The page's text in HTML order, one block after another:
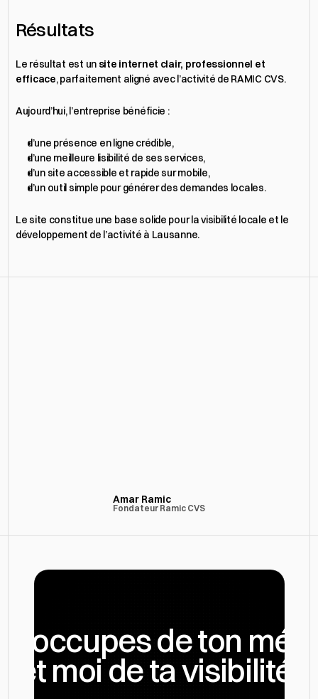
Résultats
Le résultat est un site internet clair, professionnel et
efficace, parfaitement aligné avec l’activité de RAMIC CVS.
Aujourd’hui, l’entreprise bénéficie :
d’une présence en ligne crédible,
d’une meilleure lisibilité de ses services,
d’un site accessible et rapide sur mobile,
d’un outil simple pour générer des demandes locales.
Le site constitue une base solide pour la visibilité locale et le
développement de l’activité à Lausanne.
Amar Ramic
Fondateur Ramic CVS
t’occupes de ton
et moi de ta visibilité.